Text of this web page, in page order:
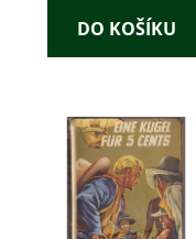
DO KOŠÍKU